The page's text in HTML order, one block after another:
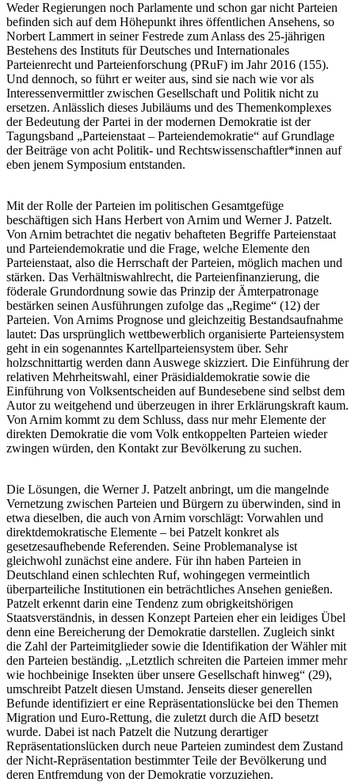
Weder Regierungen noch Parlamente und schon gar nicht Parteien
befinden sich auf dem Höhepunkt ihres öffentlichen Ansehens, so
Norbert Lammert in seiner Festrede zum Anlass des 25-jährigen
Bestehens des Instituts für Deutsches und Internationales
Parteienrecht und Parteienforschung (PRuF) im Jahr 2016 (155).
Und dennoch, so führt er weiter aus, sind sie nach wie vor als
Interessenvermittler zwischen Gesellschaft und Politik nicht zu
ersetzen. Anlässlich dieses Jubiläums und des Themenkomplexes
der Bedeutung der Partei in der modernen Demokratie ist der
Tagungsband „Parteienstaat – Parteiendemokratie“ auf Grundlage
der Beiträge von acht Politik- und Rechtswissenschaftler*innen auf
eben jenem Symposium entstanden.
Mit der Rolle der Parteien im politischen Gesamtgefüge
beschäftigen sich Hans Herbert von Arnim und Werner J. Patzelt.
Von Arnim betrachtet die negativ behafteten Begriffe Parteienstaat
und Parteiendemokratie und die Frage, welche Elemente den
Parteienstaat, also die Herrschaft der Parteien, möglich machen und
stärken. Das Verhältniswahlrecht, die Parteienfinanzierung, die
föderale Grundordnung sowie das Prinzip der Ämterpatronage
bestärken seinen Ausführungen zufolge das „Regime“ (12) der
Parteien. Von Arnims Prognose und gleichzeitig Bestandsaufnahme
lautet: Das ursprünglich wettbewerblich organisierte Parteiensystem
geht in ein sogenanntes Kartellparteiensystem über. Sehr
holzschnittartig werden dann Auswege skizziert. Die Einführung der
relativen Mehrheitswahl, einer Präsidialdemokratie sowie die
Einführung von Volksentscheiden auf Bundesebene sind selbst dem
Autor zu weitgehend und überzeugen in ihrer Erklärungskraft kaum.
Von Arnim kommt zu dem Schluss, dass nur mehr Elemente der
direkten Demokratie die vom Volk entkoppelten Parteien wieder
zwingen würden, den Kontakt zur Bevölkerung zu suchen.
Die Lösungen, die Werner J. Patzelt anbringt, um die mangelnde
Vernetzung zwischen Parteien und Bürgern zu überwinden, sind in
etwa dieselben, die auch von Arnim vorschlägt: Vorwahlen und
direktdemokratische Elemente – bei Patzelt konkret als
gesetzesaufhebende Referenden. Seine Problemanalyse ist
gleichwohl zunächst eine andere. Für ihn haben Parteien in
Deutschland einen schlechten Ruf, wohingegen vermeintlich
überparteiliche Institutionen ein beträchtliches Ansehen genießen.
Patzelt erkennt darin eine Tendenz zum obrigkeitshörigen
Staatsverständnis, in dessen Konzept Parteien eher ein leidiges Übel
denn eine Bereicherung der Demokratie darstellen. Zugleich sinkt
die Zahl der Parteimitglieder sowie die Identifikation der Wähler mit
den Parteien beständig. „Letztlich schreiten die Parteien immer mehr
wie hochbeinige Insekten über unsere Gesellschaft hinweg“ (29),
umschreibt Patzelt diesen Umstand. Jenseits dieser generellen
Befunde identifiziert er eine Repräsentationslücke bei den Themen
Migration und Euro-Rettung, die zuletzt durch die AfD besetzt
wurde. Dabei ist nach Patzelt die Nutzung derartiger
Repräsentationslücken durch neue Parteien zumindest dem Zustand
der Nicht-Repräsentation bestimmter Teile der Bevölkerung und
deren Entfremdung von der Demokratie vorzuziehen.